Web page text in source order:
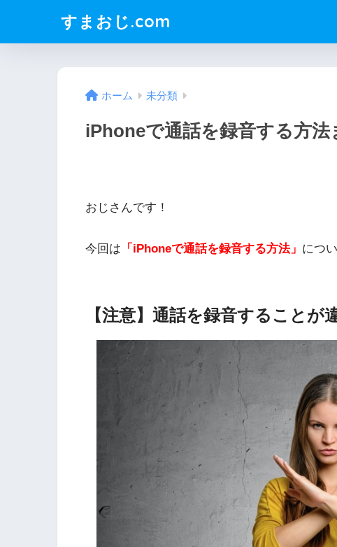
すまおじ.com
ホーム 未分類
iPhoneで通話を録音する方法
おじさんです！
今回は 「iPhoneで通話を録音する方法」 につ
【注意】通話を録音することが